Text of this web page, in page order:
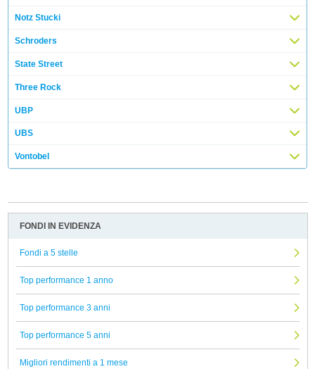
Notz Stucki
Schroders
State Street
Three Rock
UBP
UBS
Vontobel
FONDI IN EVIDENZA
Fondi a 5 stelle
Top performance 1 anno
Top performance 3 anni
Top performance 5 anni
Migliori rendimenti a 1 mese